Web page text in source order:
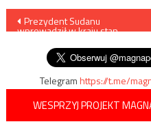
Nawigacja
wpisu
Prezydent Sudanu
wprowadził w kraju stan
Telegramhttps://t.me/
WESPRZYJ PROJEKT